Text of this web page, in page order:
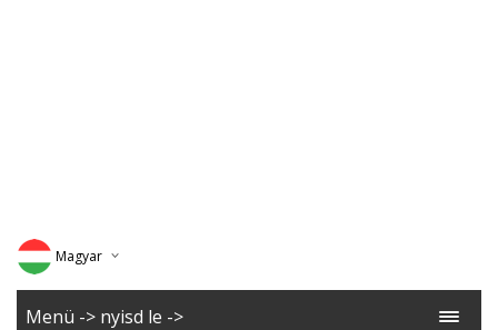
Magyar
Deutsch
Menü -> nyisd le ->